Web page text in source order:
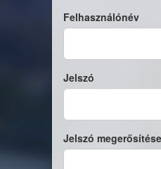
Felhasználónév
Jelszó
Jelszó megerősítése